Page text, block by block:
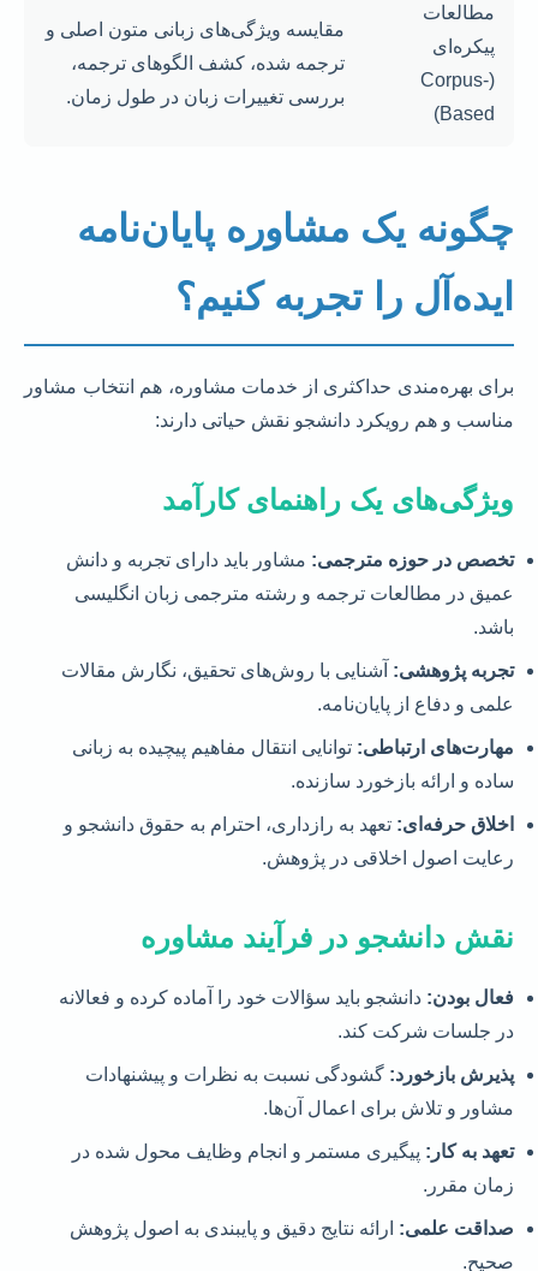
مطالعات
پیکره‌ای
(Corpus-
Based)
مقایسه ویژگی‌های زبانی متون اصلی و
ترجمه شده، کشف الگوهای ترجمه،
بررسی تغییرات زبان در طول زمان.
چگونه یک مشاوره پایان‌نامه
ایده‌آل را تجربه کنیم؟
برای بهره‌مندی حداکثری از خدمات مشاوره، هم انتخاب مشاور
مناسب و هم رویکرد دانشجو نقش حیاتی دارند:
ویژگی‌های یک راهنمای کارآمد
تخصص در حوزه مترجمی: مشاور باید دارای تجربه و دانش
عمیق در مطالعات ترجمه و رشته مترجمی زبان انگلیسی
باشد.
تجربه پژوهشی: آشنایی با روش‌های تحقیق، نگارش مقالات
علمی و دفاع از پایان‌نامه.
مهارت‌های ارتباطی: توانایی انتقال مفاهیم پیچیده به زبانی
ساده و ارائه بازخورد سازنده.
اخلاق حرفه‌ای: تعهد به رازداری، احترام به حقوق دانشجو و
رعایت اصول اخلاقی در پژوهش.
نقش دانشجو در فرآیند مشاوره
فعال بودن: دانشجو باید سؤالات خود را آماده کرده و فعالانه
در جلسات شرکت کند.
پذیرش بازخورد: گشودگی نسبت به نظرات و پیشنهادات
مشاور و تلاش برای اعمال آن‌ها.
تعهد به کار: پیگیری مستمر و انجام وظایف محول شده در
زمان مقرر.
صداقت علمی: ارائه نتایج دقیق و پایبندی به اصول پژوهش
صحیح.